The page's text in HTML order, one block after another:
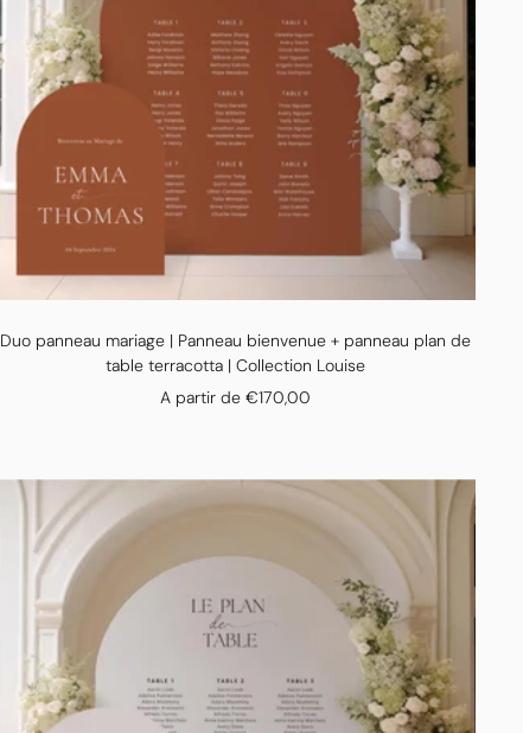
Duo panneau mariage | Panneau bienvenue + panneau plan de
table terracotta | Collection Louise
Prix
A partir de €170,00